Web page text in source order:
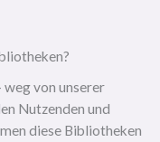
von unserer
Nutzenden und
diese Bibliotheken